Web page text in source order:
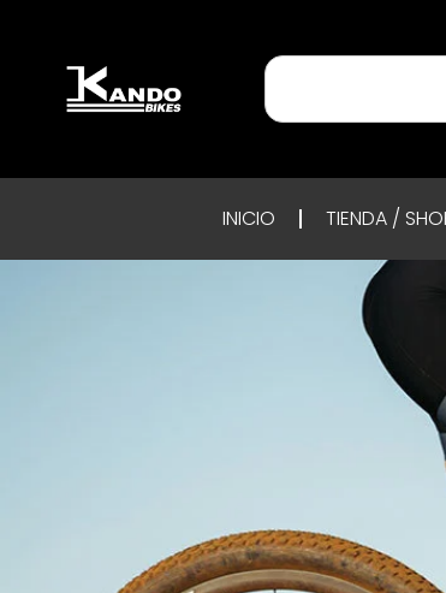
INICIO TIENDA /